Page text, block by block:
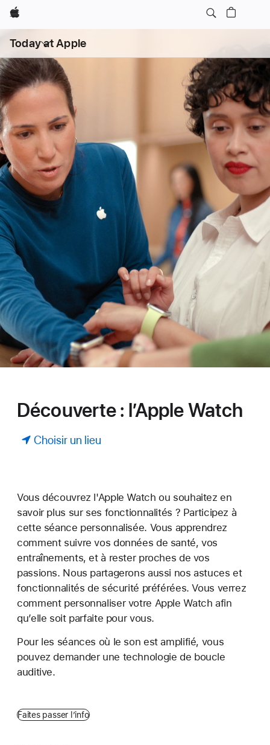
Apple
Today at Apple
menu
Découverte : l’Apple Watch
Choisir un lieu
Vous découvrez l'Apple Watch ou souhaitez en
savoir plus sur ses fonctionnalités ? Participez à
cette séance personnalisée. Vous apprendrez
comment suivre vos données de santé, vos
entraînements, et à rester proches de vos
passions. Nous partagerons aussi nos astuces et
fonctionnalités de sécurité préférées. Vous verrez
comment personnaliser votre Apple Watch afin
qu’elle soit parfaite pour vous.
Pour les séances où le son est amplifié, vous
pouvez demander une technologie de boucle
auditive.
Faites passer l’info